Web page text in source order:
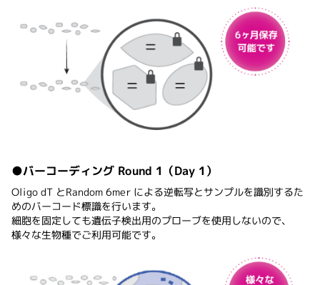
●バーコーディング Round 1（Day 1）
Oligo dT とRandom 6mer による逆転写とサンプルを識別するた
めのバーコード標識を行います。
細胞を固定しても遺伝子検出用のプローブを使用しないので、
様々な生物種でご利用可能です。